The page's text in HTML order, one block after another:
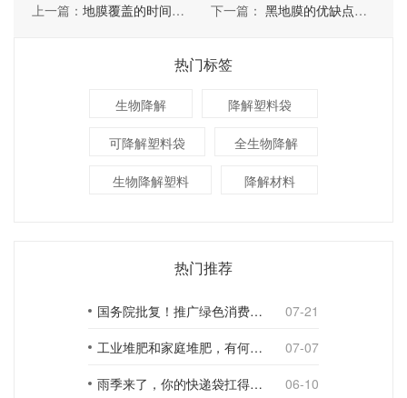
上一篇： 地膜覆盖的时间有哪些 下一篇： 黑地膜的优缺点体现在哪些方面
热门标签
生物降解 降解塑料袋
可降解塑料袋 全生物降解
生物降解塑料 降解材料
热门推荐
国务院批复！推广绿色消费，引导使用环保可降解包装材料
07-21
工业堆肥和家庭堆肥，有何不同？
07-07
雨季来了，你的快递袋扛得住吗？
06-10